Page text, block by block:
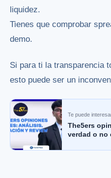
liquidez.
Tienes que comprobar
demo.
Si para ti la transparencia
esto puede ser un
Te puede
The5ers
verdad o no